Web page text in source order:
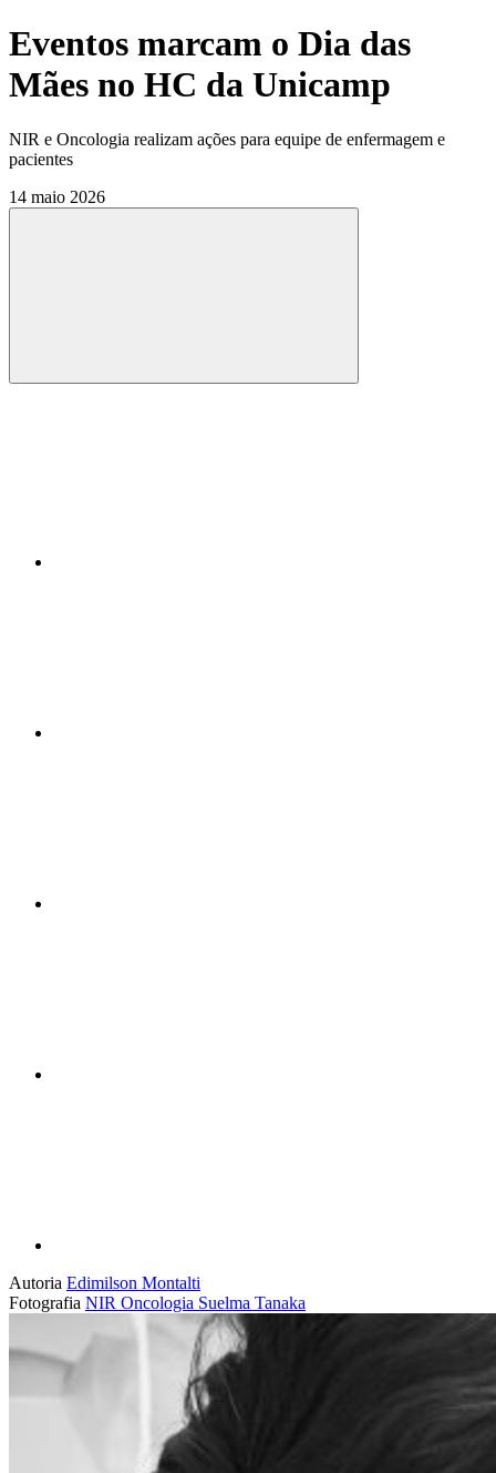
Eventos marcam o Dia das
Mães no HC da Unicamp
NIR e Oncologia realizam ações para equipe de enfermagem e
pacientes
14 maio 2026
Compartilhar
Autoria Edimilson Montalti
Fotografia NIR Oncologia Suelma Tanaka